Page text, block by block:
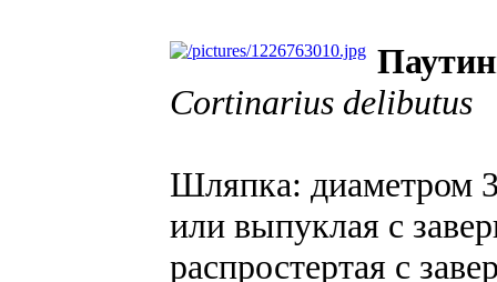
Cortinarius delibutus
Шляпка: диаметром
или выпуклая с
распростертая с